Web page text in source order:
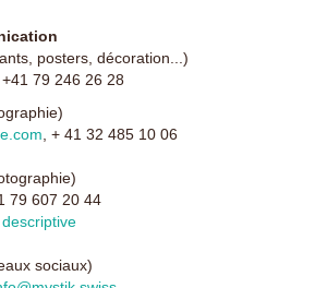
posters, décoration...)
, +41 79 246 26 28
, + 41 32 485 10 06
79 607 20 44
sociaux)